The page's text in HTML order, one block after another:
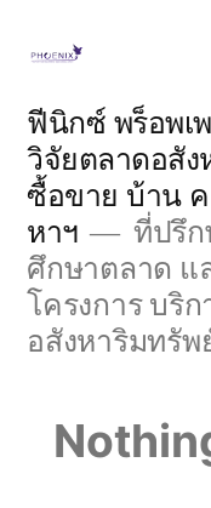
content
ฟีนิกซ์ พร็อพเ
วิจัยตลาดอสัง
ซื้อขาย บ้าน
หาฯ
ที่ปรึก
ศึกษาตลาด แ
โครงการ บริ
อสังหาริมทรัพ